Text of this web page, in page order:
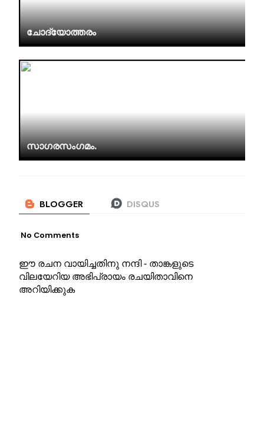
ചോദ്യോത്തരം
സാഗരസംഗമം.
No Comments
ഈ രചന വായിച്ചതിനു നന്ദി - താങ്കളുടെ
വിലയേറിയ അഭിപ്രായം രചയിതാവിനെ
അറിയിക്കുക